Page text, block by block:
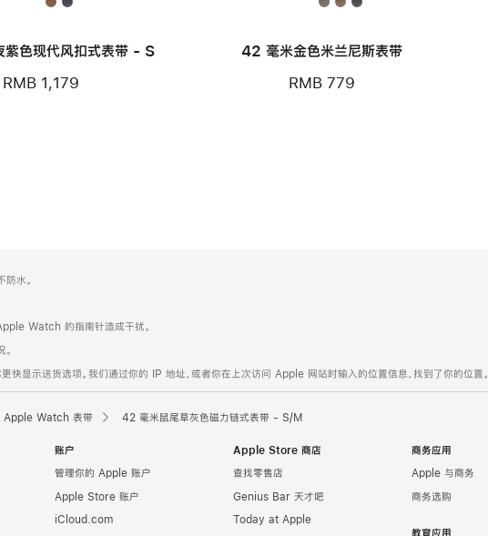
色现代风扣式表带 - S
RMB 1,179
42 毫米金色米兰尼斯表带
RMB 779
水。
Watch 的指南针造成干扰。
快显示送货选项。我们通过你的 IP 地址，或者你在上次访问 Apple 网站时输入的位置信息，找到了你的位置。
Apple Watch 表带 42 毫米鼠尾草灰色磁力链式表带 - S/M
账户
管理你的 Apple 账户
Apple Store 账户
iCloud.com
Apple Store 商店
查找零售店
Genius Bar 天才吧
Today at Apple
商务应用
Apple 与商务
商务选购
教育应用